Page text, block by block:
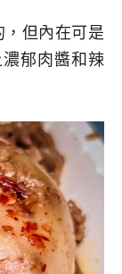
但內在可是
郁肉醬和辣